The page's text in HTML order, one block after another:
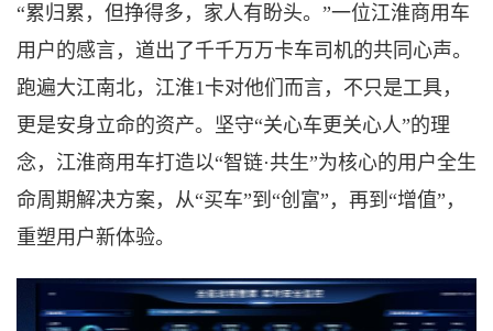
“累归累，但挣得多，家人有盼头。”一位江淮商用车
用户的感言，道出了千千万万卡车司机的共同心声。
跑遍大江南北，江淮1卡对他们而言，不只是工具，
更是安身立命的资产。坚守“关心车更关心人”的理
念，江淮商用车打造以“智链·共生”为核心的用户全生
命周期解决方案，从“买车”到“创富”，再到“增值”，
重塑用户新体验。